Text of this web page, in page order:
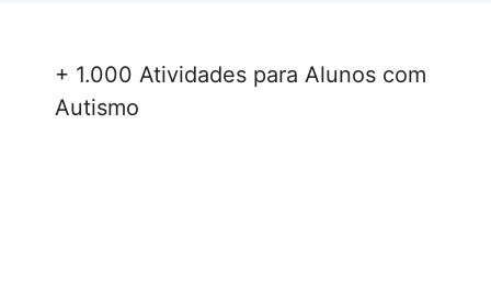
+ 1.000 Atividades para Alunos com
Autismo